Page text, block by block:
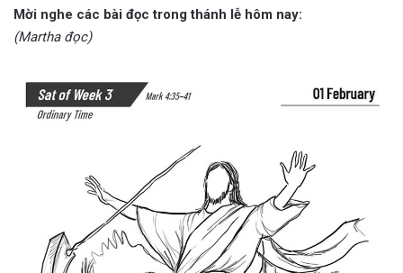
Mời nghe các bài đọc trong thánh lễ hôm nay:
(Martha đọc)